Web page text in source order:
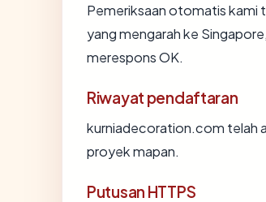
Pemeriksaan otomatis kami
yang mengarah ke
merespons OK.
Riwayat pendaftaran
kurniadecoration.com telah
proyek mapan.
Putusan HTTPS